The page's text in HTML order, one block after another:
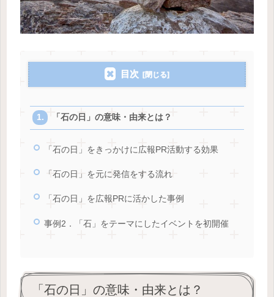
目次
「石の日」の意味・由来とは？
「石の日」をきっかけに広報PR活動する効果
「石の日」を元に発信をする流れ
「石の日」を広報PRに活かした事例
事例2．「石」をテーマにしたイベントを初開催
「石の日」の意味・由来とは？